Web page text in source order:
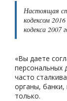
Настоящая
кодексом
кодекса 2007
«Вы даете
персональных
часто
органы,
только.